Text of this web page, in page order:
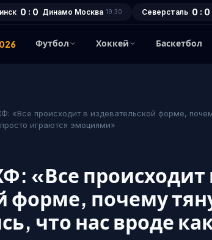
0 : 0 Динамо Москва 19:30 Северсталь 0 : 0
Футбол Хоккей Баскетбол
«Все происходит в издевательской форме,
играются эмоциями»
«Все происходит
форме, почему
что нас вроде